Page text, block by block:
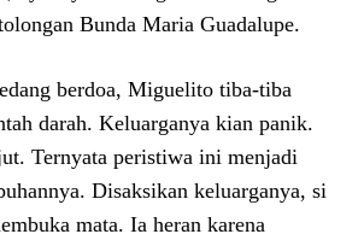
Bunda Maria Guadalupe.
berdoa, Miguelito tiba-tiba
darah. Keluarganya kian panik.
Ternyata peristiwa ini menjadi
Disaksikan keluarganya, si
mata. Ia heran karena